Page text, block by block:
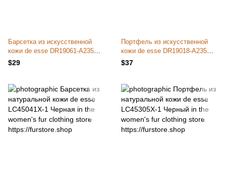
Барсетка из искусственной
кожи de esse DR19061-A235
Черная
$29
Портфель из искусственной
кожи de esse DR19018-A235
Черный
$37